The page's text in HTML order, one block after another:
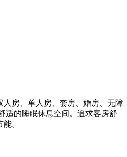
人房、单人房、套房、婚房、无障
适的睡眠休息空间。追求客房舒
。